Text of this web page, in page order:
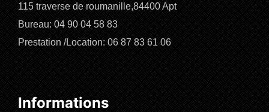
115 traverse de roumanille,84400 Apt
Bureau: 04 90 04 58 83
Prestation /Location: 06 87 83 61 06
Informations